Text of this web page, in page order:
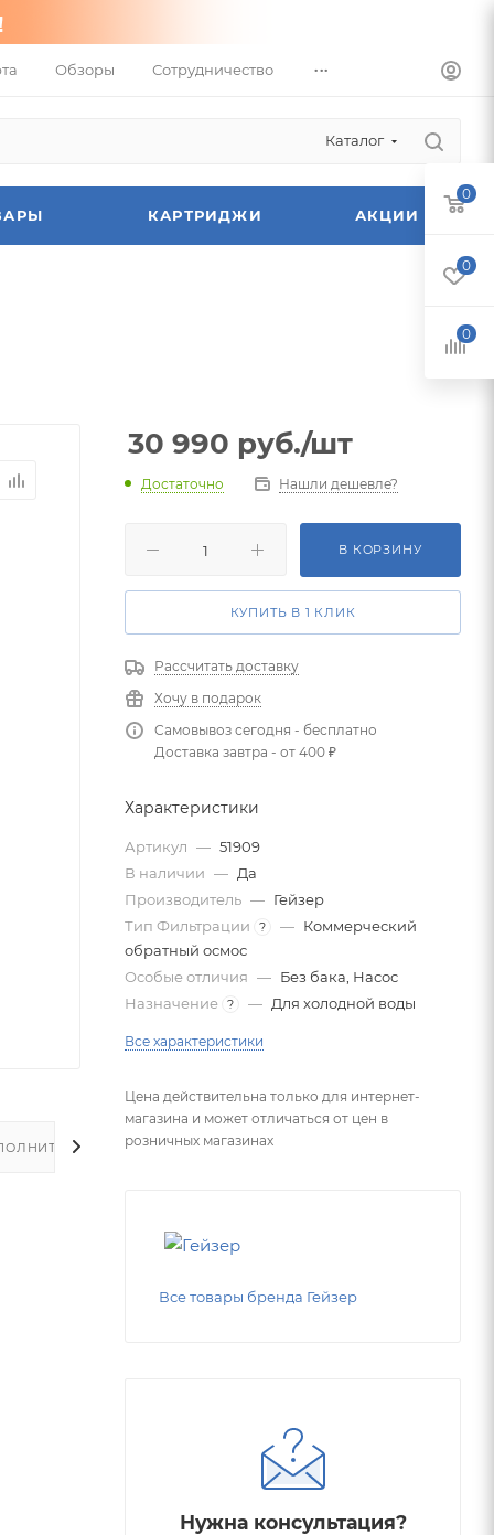
Обзоры Сотрудничество ...
Каталог
КАРТРИДЖИ АКЦИИ
30 990 руб./шт
Достаточно Нашли дешевле?
В КОРЗИНУ
КУПИТЬ В 1 КЛИК
Рассчитать доставку
Хочу в подарок
Самовывоз сегодня - бесплатно
Доставка завтра - от 400 ₽
Характеристики
Артикул — 51909
В наличии — Да
Производитель — Гейзер
Тип Фильтрации
? — Коммерческий
обратный осмос
Особые отличия — Без бака, Насос
Назначение ? — Для холодной воды
Все характеристики
Цена действительна только для интернет-
магазина и может отличаться от цен в
розничных магазинах
Все товары бренда Гейзер
Нужна консультация?
0
0
0